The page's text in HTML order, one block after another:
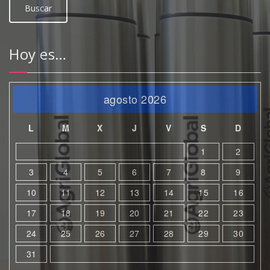
Hoy es…
agosto 2026
L M X J V S
D
1
2
3
4 5 6 7 8
9
10
11 12 13 14 15
16
17
18 19 20 21 22
23
24
25 26 27 28 29
30
31